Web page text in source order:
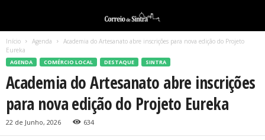
Início Agenda
Academia do Artesanato abre inscrições para nova edição do Projeto
Eureka
AGENDA COMÉRCIO LOCAL DESTAQUE SINTRA
Academia do Artesanato abre inscrições
para nova edição do Projeto Eureka
22 de Junho, 2026 634